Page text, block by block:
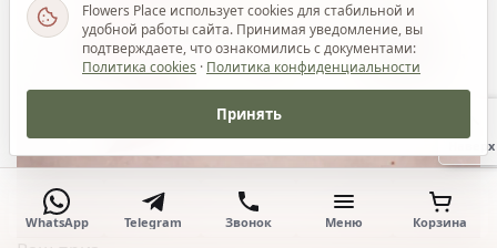
WhatsApp Telegram Звонок Меню Корзина
Наверх
Flowers Place использует cookies для стабильной и
удобной работы сайта. Принимая уведомление, вы
подтверждаете, что ознакомились с документами:
Политика cookies · Политика конфиденциальности
Принять